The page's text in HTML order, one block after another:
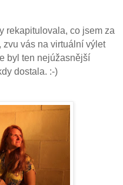
rekapitulovala, co jsem za
vás na virtuální výlet
byl ten nejúžasnější
dostala. :-)